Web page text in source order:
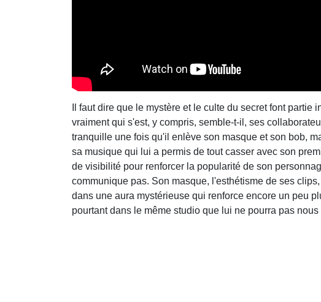
Il faut dire que le mystère et le culte du secret font
vraiment qui s'est, y compris, semble-t-il, ses
tranquille une fois qu'il enlève son masque et son bob,
sa musique qui lui a permis de tout casser avec son
de visibilité pour renforcer la popularité de son
communique pas. Son masque, l'esthétisme de ses
dans une aura mystérieuse qui renforce encore un peu
pourtant dans le même studio que lui ne pourra pas